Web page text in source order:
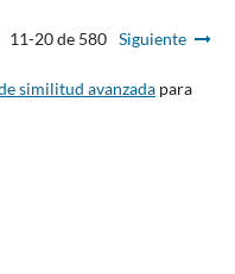
11-20 de 580 Siguiente
similitud avanzadapara